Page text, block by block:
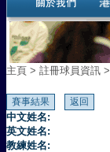
主頁 > 註冊球員資訊 >
中文姓名:
英文姓名:
教練姓名: